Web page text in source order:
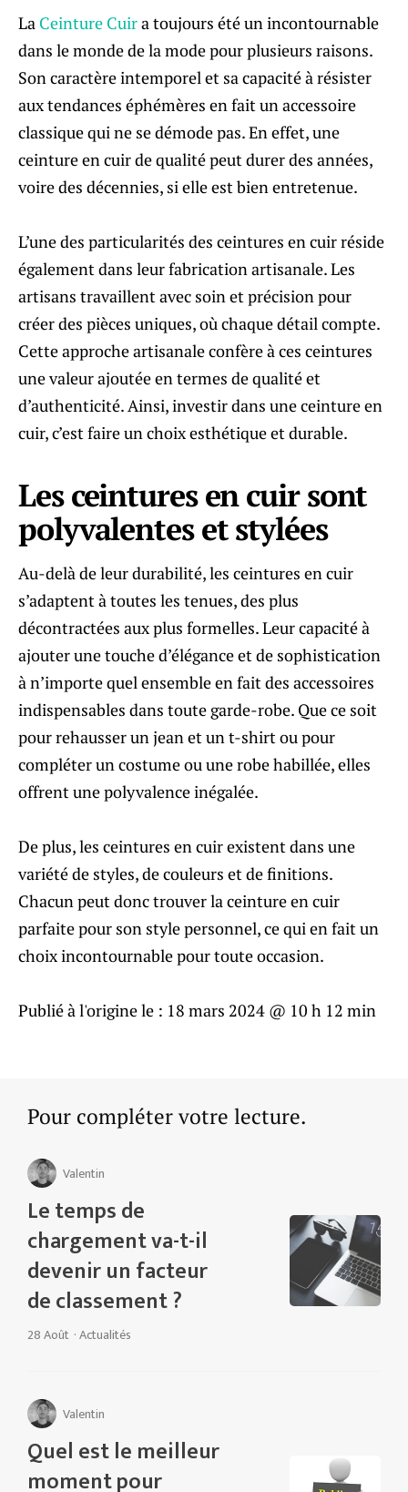
La Ceinture Cuira toujours été un incontournable
dans le monde de la mode pour plusieurs raisons.
Son caractère intemporel et sa capacité à résister
aux tendances éphémères en fait un accessoire
classique qui ne se démode pas. En effet, une
ceinture en cuir de qualité peut durer des années,
voire des décennies, si elle est bien entretenue.
L’une des particularités des ceintures en cuir réside
également dans leur fabrication artisanale. Les
artisans travaillent avec soin et précision pour
créer des pièces uniques, où chaque détail compte.
Cette approche artisanale confère à ces ceintures
une valeur ajoutée en termes de qualité et
d’authenticité. Ainsi, investir dans une ceinture en
cuir, c’est faire un choix esthétique et durable.
Les ceintures en cuir sont
polyvalentes et stylées
Au-delà de leur durabilité, les ceintures en cuir
s’adaptent à toutes les tenues, des plus
décontractées aux plus formelles. Leur capacité à
ajouter une touche d’élégance et de sophistication
à n’importe quel ensemble en fait des accessoires
indispensables dans toute garde-robe. Que ce soit
pour rehausser un jean et un t-shirt ou pour
compléter un costume ou une robe habillée, elles
offrent une polyvalence inégalée.
De plus, les ceintures en cuir existent dans une
variété de styles, de couleurs et de finitions.
Chacun peut donc trouver la ceinture en cuir
parfaite pour son style personnel, ce qui en fait un
choix incontournable pour toute occasion.
Publié à l'origine le : 18 mars 2024 @ 10 h 12 min
Pour compléter votre lecture.
Valentin
Le temps de
chargement va-t-il
devenir un facteur
de classement ?
28 Août ·Actualités
Valentin
Quel est le meilleur
moment pour